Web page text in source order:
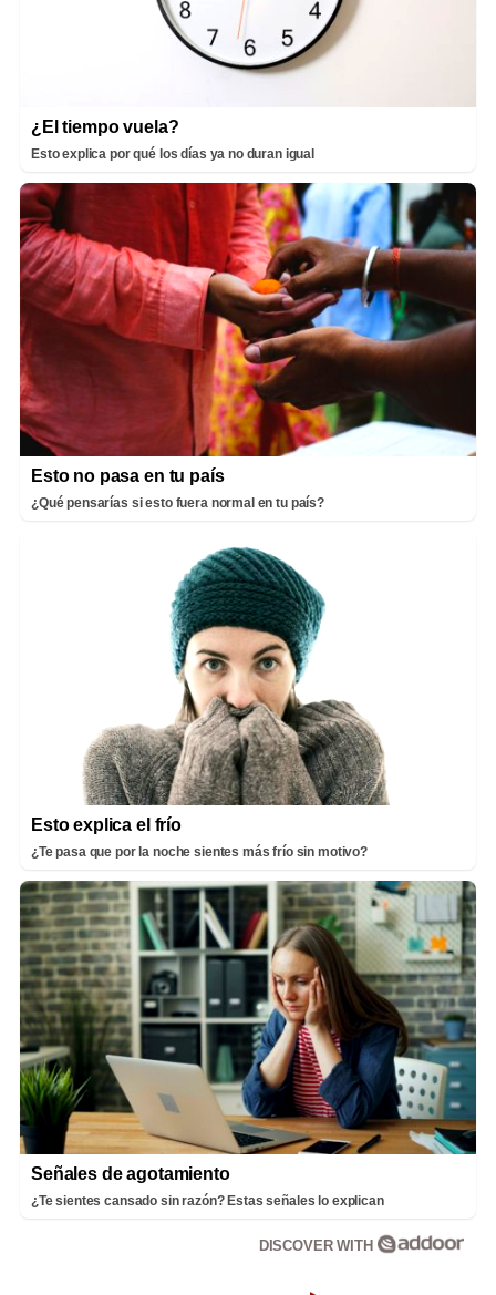
¿El tiempo vuela?
Esto explica por qué los días ya no duran igual
Esto no pasa en tu país
¿Qué pensarías si esto fuera normal en tu país?
Esto explica el frío
¿Te pasa que por la noche sientes más frío sin motivo?
Señales de agotamiento
¿Te sientes cansado sin razón? Estas señales lo explican
DISCOVER WITH